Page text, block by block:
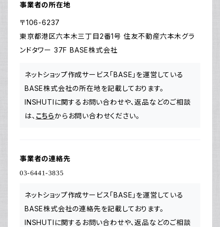
事業者の所在地
〒106-6237
東京都港区六本木三丁目2番1号 住友不動産六本木グラ
ンドタワー 37F BASE株式会社
ネットショップ作成サービス「BASE」を運営している
BASE株式会社の所在地を記載しております。
INSHUTIに関するお問い合わせや、返品などのご相談
は、 こちらからお問い合わせください。
事業者の連絡先
ネットショップ作成サービス「BASE」を運営している
BASE株式会社の連絡先を記載しております。
INSHUTIに関するお問い合わせや、返品などのご相談